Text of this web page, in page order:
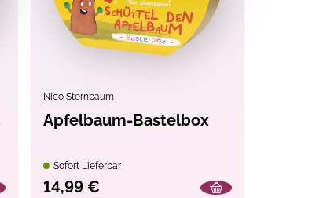
Nico Sternbaum
Apfelbaum-Bastelbox
Sofort Lieferbar
14,99 €